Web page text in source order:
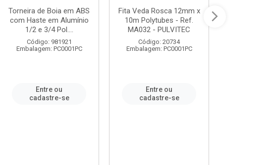
Torneira de Boia em ABS
com Haste em Alumínio
1/2 e 3/4 Pol....
Código: 981921
Embalagem: PC0001PC
Entre ou
cadastre-se
Fita Veda Rosca 12mm x
10m Polytubes - Ref.
MA032 - PULVITEC
Código: 20734
Embalagem: PC0001PC
Entre ou
cadastre-se